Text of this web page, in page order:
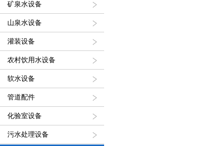
矿泉水设备
山泉水设备
灌装设备
农村饮用水设备
软水设备
管道配件
化验室设备
污水处理设备